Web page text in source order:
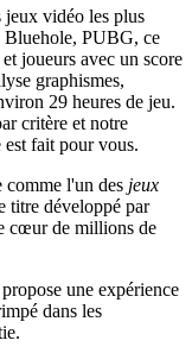
jeux vidéo les plus
Bluehole, PUBG, ce
joueurs avec un score
graphismes,
29 heures de jeu.
critère et notre
fait pour vous.
comme l'un des jeux
titre développé par
cœur de millions de
propose une expérience
dans les